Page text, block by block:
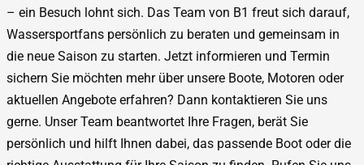
– ein Besuch lohnt sich. Das Team von B1 freut sich darauf,
Wassersportfans persönlich zu beraten und gemeinsam in
die neue Saison zu starten. Jetzt informieren und Termin
sichern Sie möchten mehr über unsere Boote, Motoren oder
aktuellen Angebote erfahren? Dann kontaktieren Sie uns
gerne. Unser Team beantwortet Ihre Fragen, berät Sie
persönlich und hilft Ihnen dabei, das passende Boot oder die